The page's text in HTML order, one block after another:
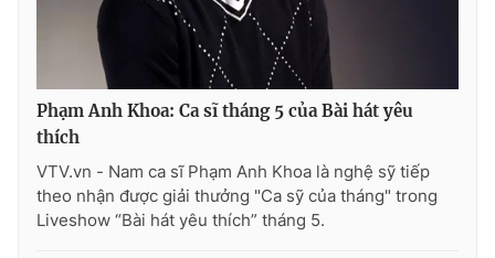
Ðiện thoại Thời báo VTV:
024.66 897 897
toasoan@vtv.vn
Liên hệ quảng cáo:
024-7300.7108
Phạm Anh Khoa: Ca sĩ tháng 5 của Bài hát yêu
thích
VTV.vn - Nam ca sĩ Phạm Anh Khoa là nghệ sỹ tiếp
theo nhận được giải thưởng "Ca sỹ của tháng" trong
Liveshow “Bài hát yêu thích” tháng 5.